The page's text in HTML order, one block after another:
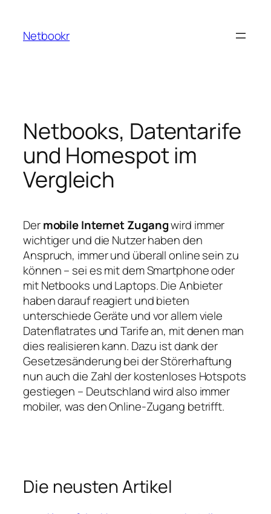
springen
Netbookr
Netbooks, Datentarife
und Homespot im
Vergleich
Dermobile Internet Zugangwird immer
wichtiger und die Nutzer haben den
Anspruch, immer und überall online sein zu
können – sei es mit dem Smartphone oder
mit Netbooks und Laptops. Die Anbieter
haben darauf reagiert und bieten
unterschiede Geräte und vor allem viele
Datenflatrates und Tarife an, mit denen man
dies realisieren kann. Dazu ist dank der
Gesetzesänderung bei der Störerhaftung
nun auch die Zahl der kostenloses Hotspots
gestiegen – Deutschland wird also immer
mobiler, was den Online-Zugang betrifft.
Die neusten Artikel